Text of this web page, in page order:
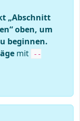
„Abschnitt
oben, um
beginnen.
mit
--